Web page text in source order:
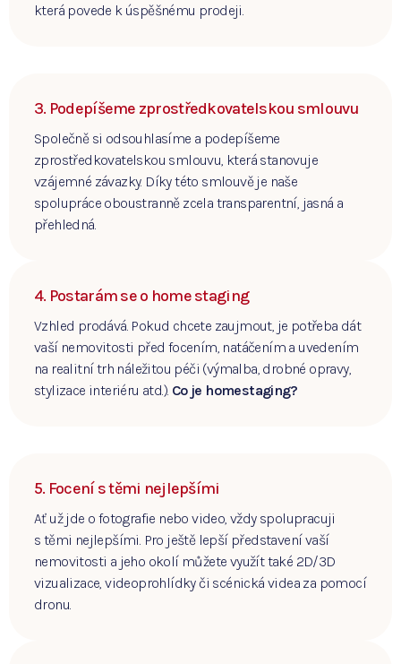
která povede k úspěšnému prodeji.
3. Podepíšeme zprostředkovatelskou smlouvu
Společně si odsouhlasíme a podepíšeme
zprostředkovatelskou smlouvu, která stanovuje
vzájemné závazky. Díky této smlouvě je naše
spolupráce oboustranně zcela transparentní, jasná a
přehledná.
4. Postarám se o home staging
Vzhled prodává. Pokud chcete zaujmout, je potřeba dát
vaší nemovitosti před focením, natáčením a uvedením
na realitní trh náležitou péči (výmalba, drobné opravy,
stylizace interiéru atd.). Co je homestaging?
5. Focení s těmi nejlepšími
Ať už jde o fotografie nebo video, vždy spolupracuji
s těmi nejlepšími. Pro ještě lepší představení vaší
nemovitosti a jeho okolí můžete využít také 2D/3D
vizualizace, videoprohlídky či scénická videa za pomocí
dronu.